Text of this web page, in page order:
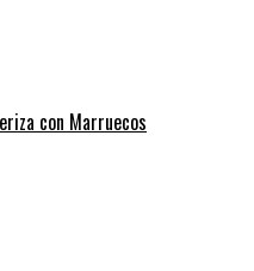
con Marruecos